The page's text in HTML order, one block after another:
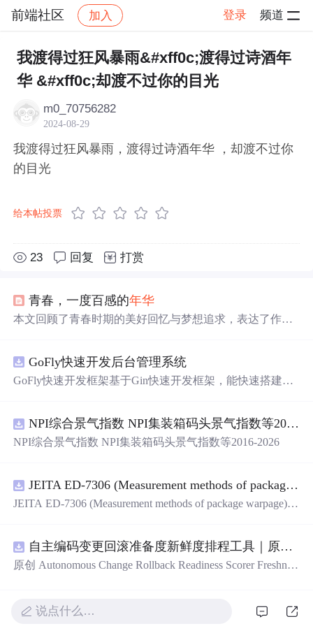
前端社区 加入 登录 频道
社区 前端社区 感慨 帖子详情
我渡得过狂风暴雨&#xff0c;渡得过诗酒年
华 &#xff0c;却渡不过你的目光
m0_70756282
2024-08-29
我渡得过狂风暴雨，渡得过诗酒年华 ，却渡不过你
的目光
给本帖投票
23 回复 打赏
青春，一度百感的年华
本文回顾了青春时期的美好回忆与梦想追求，表达了作者
GoFly快速开发后台管理系统
GoFly快速开发框架基于Gin快速开发框架，能快速搭建应
管理后台等。api文档管理并一键生成api接口代码，一键生
成 CRUD前后端代码丰富组件，基于 Gin和 Vue3的Arco D
大道至简思想，接口单层设计，开发简单，极易上手、代
码可读性和可维护性好、得益于Go优秀性能框架性能和并
发都很优秀、需要硬件资源很小。
NPI综合景气指数 NPI集装箱码头景气指数等2016-2026
NPI综合景气指数 NPI集装箱码头景气指数等2016-2026
JEITA ED-7306 (Measurement methods of package warpage).pdf
JEITA ED-7306 (Measurement methods of package warpage).p
自主编码变更回滚准备度新鲜度排程工具｜原创源码+测试+离线报告
原创 Autonomous Change Rollback Readiness Scorer Freshnes
备度”的结果，按风险、变化速度、证据有效期和负责人安
说点什么…